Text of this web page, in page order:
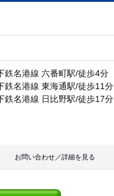
鉄名港線 六番町駅/徒歩4分
鉄名港線 東海通駅/徒歩11分
鉄名港線 日比野駅/徒歩17分
お問い合わせ／詳細を見る